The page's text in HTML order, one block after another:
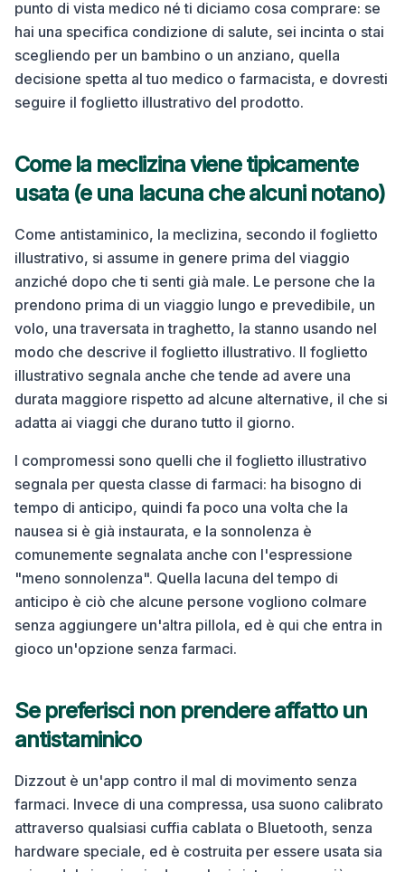
punto di vista medico né ti diciamo cosa comprare: se
hai una specifica condizione di salute, sei incinta o stai
scegliendo per un bambino o un anziano, quella
decisione spetta al tuo medico o farmacista, e dovresti
seguire il foglietto illustrativo del prodotto.
Come la meclizina viene tipicamente
usata (e una lacuna che alcuni notano)
Come antistaminico, la meclizina, secondo il foglietto
illustrativo, si assume in genere prima del viaggio
anziché dopo che ti senti già male. Le persone che la
prendono prima di un viaggio lungo e prevedibile, un
volo, una traversata in traghetto, la stanno usando nel
modo che descrive il foglietto illustrativo. Il foglietto
illustrativo segnala anche che tende ad avere una
durata maggiore rispetto ad alcune alternative, il che si
adatta ai viaggi che durano tutto il giorno.
I compromessi sono quelli che il foglietto illustrativo
segnala per questa classe di farmaci: ha bisogno di
tempo di anticipo, quindi fa poco una volta che la
nausea si è già instaurata, e la sonnolenza è
comunemente segnalata anche con l'espressione
"meno sonnolenza". Quella lacuna del tempo di
anticipo è ciò che alcune persone vogliono colmare
senza aggiungere un'altra pillola, ed è qui che entra in
gioco un'opzione senza farmaci.
Se preferisci non prendere affatto un
antistaminico
Dizzout è un'app contro il mal di movimento senza
farmaci. Invece di una compressa, usa suono calibrato
attraverso qualsiasi cuffia cablata o Bluetooth, senza
hardware speciale, ed è costruita per essere usata sia